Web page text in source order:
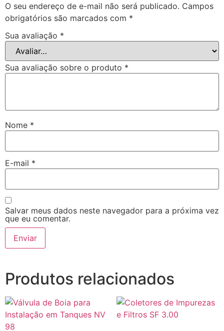
O seu endereço de e-mail não será publicado. Campos
obrigatórios são marcados com *
Sua avaliação *
Sua avaliação sobre o produto *
Nome *
E-mail *
Salvar meus dados neste navegador para a próxima vez
que eu comentar.
Produtos relacionados